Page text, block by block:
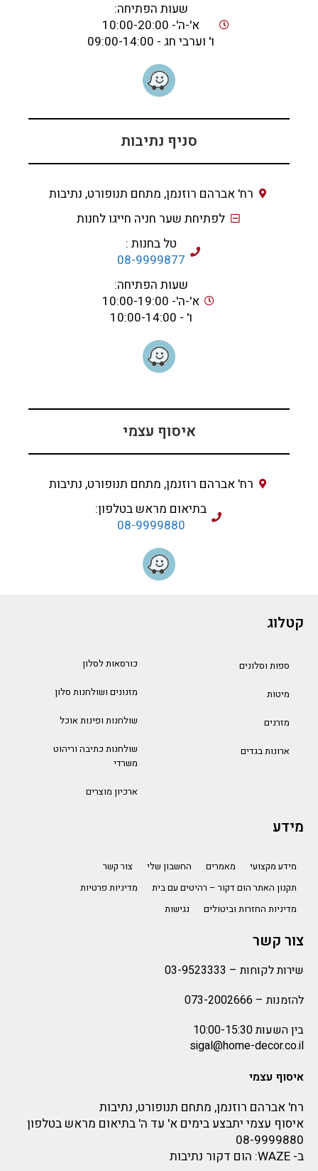
שעות הפתיחה:
א'-ה'- 10:00-20:00
ו' וערבי חג - 09:00-14:00
סניף נתיבות
רח' אברהם רוזנמן, מתחם תנופורט, נתיבות
לפתיחת שער חניה חייגו לחנות
טל בחנות :
08-9999877
שעות הפתיחה:
א'-ה'- 10:00-19:00
ו' - 10:00-14:00
איסוף עצמי
רח' אברהם רוזנמן, מתחם תנופורט, נתיבות
בתיאום מראש בטלפון:
08-9999880
קטלוג
ספות וסלונים
מיטות
מזרנים
ארונות בגדים
כורסאות לסלון
מזנונים ושולחנות סלון
שולחנות ופינות אוכל
שולחנות כתיבה וריהוט
משרדי
ארכיון מוצרים
מידע
מידע מקצועי מאמרים החשבון שלי
צור קשר
תקנון האתר הום דקור – רהיטים עם בית
מדיניות פרטיות
מדיניות החזרות וביטולים
נגישות
צור קשר
שירות לקוחות – 03-9523333
להזמנות – 073-2002666
בין השעות 10:00-15:30
sigal@home-decor.co.il
איסוף עצמי
רח' אברהם רוזנמן, מתחם תנופורט, נתיבות
איסוף עצמי יתבצע בימים א' עד ה' בתיאום מראש בטלפון
08-9999880
ב- WAZE: הום דקור נתיבות